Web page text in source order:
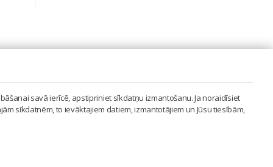
savā ierīcē, apstipriniet sīkdatņu izmantošanu. Ja noraidīsiet
sīkdatnēm, to ievāktajiem datiem, izmantotājiem un Jūsu tiesībām,